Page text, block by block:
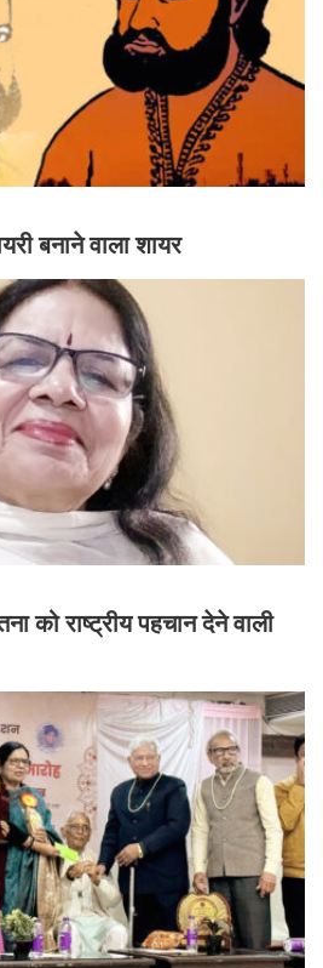
बनाने वाला शायर
को राष्ट्रीय पहचान देने वाली